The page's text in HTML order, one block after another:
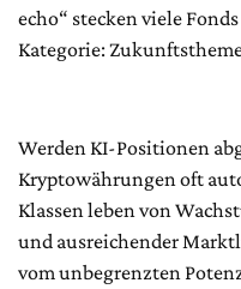
echo“ stecken viele
Kategorie:
Werden KI-Positionen
Kryptowährungen oft
Klassen leben von
und ausreichender
vom unbegrenzten